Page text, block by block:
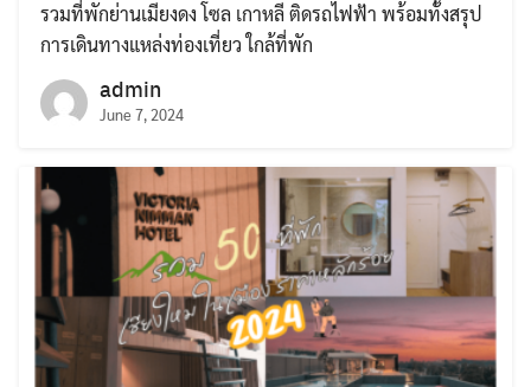
รวมที่พักย่านเมียงดง โซล เกาหลี ติดรถไฟฟ้า พร้อมทั้งสรุป
การเดินทางแหล่งท่องเที่ยว ใกล้ที่พัก
admin
June 7, 2024